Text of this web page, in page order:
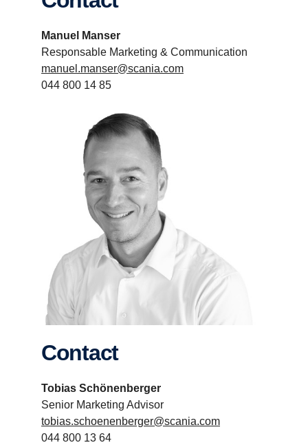
Manuel Manser
Responsable Marketing & Communication
manuel.manser@scania.com
044 800 14 85
Contact
Tobias Schönenberger
Senior Marketing Advisor
tobias.schoenenberger@scania.com
044 800 13 64